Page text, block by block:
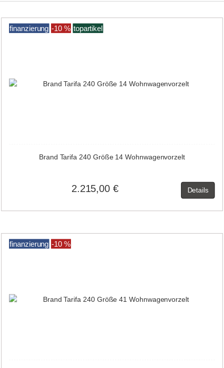
finanzierung -10 % topartikel
Brand Tarifa 240 Größe 14 Wohnwagenvorzelt
2.215,00 € Details
finanzierung -10 %